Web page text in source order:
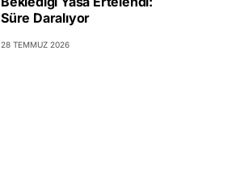
Süre Daralıyor
28 TEMMUZ 2026